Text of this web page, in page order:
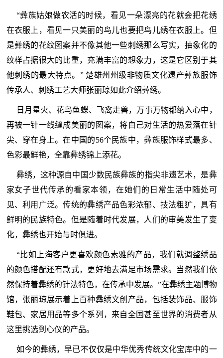
“彝族姑娘做农活的时候，看见一朵漂亮的花就会把花绣
在衣服上，看见一只美丽的鸟儿也要把鸟儿绣在衣服上。但
是彝绣的花纹图案并不像其他一些刺绣那么写实，抽象化的
纹样占据很大的比重，充满丰富的想象力，这是它区别于其
他刺绣的最大特点。” 楚雄州州级非物质文化遗产彝族服饰
传承人、刺绣工艺大师张丽琼如此介绍彝绣。
日月星火、花鸟鱼蝶、飞禽走兽，万事万物都纳入心中，
再被一针一线缝成美丽的图案，将自己对生活的热爱落在针
尖、穿在身上。在中国的56个民族中，彝族服饰样式最多、
色彩最鲜艳，全靠彝绣锦上添花。
彝绣，这种源自中国少数民族彝族的指尖非遗艺术，是彝
家女子世代传承的看家本领，在她们的日常生活中随处可
见、利用广泛。传统的彝绣产品色彩浓郁、技法粗犷，具有
鲜明的民族特色。但是随着时代发展，人们的审美发生了变
化，彝绣也开始与时俱进。
“比如上海客户更喜欢颜色素雅的产品，我们就调整绣品
的颜色搭配还有款式，更好地去满足市场需求。当然我们依
然保持着彝绣的针法特色，在传承中发展。”在彝绣主题博物
馆，张丽琼展示着上百种彝绣文创产品，包括装饰品、服饰
鞋包、家居用品等多个系列，来自全国甚至世界的消费者从
这里挑选到心仪的产品。
如今的彝绣，早已不仅仅是中华优秀传统文化宝库中的一